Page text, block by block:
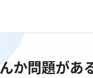
か問題があ